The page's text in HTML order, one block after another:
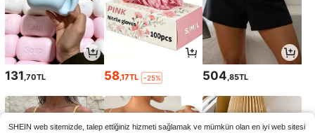
131,70TL 58,17TL -25% 504,85TL
SHEIN web sitemizde, talep ettiğiniz hizmeti sağlamak ve mümkün olan en iyi web sitesi